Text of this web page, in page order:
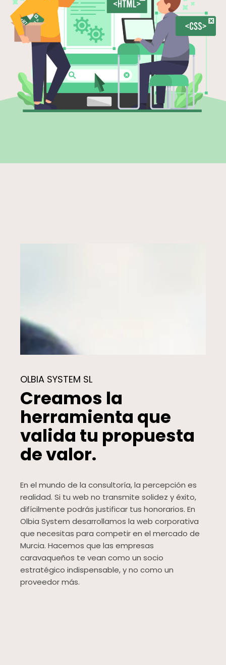
OLBIA SYSTEM SL
Creamos la
herramienta que
valida tu propuesta
de valor.
En el mundo de la consultoría, la percepción es
realidad. Si tu web no transmite solidez y éxito,
difícilmente podrás justificar tus honorarios. En
Olbia System desarrollamos la web corporativa
que necesitas para competir en el mercado de
Murcia. Hacemos que las empresas
caravaqueños te vean como un socio
estratégico indispensable, y no como un
proveedor más.